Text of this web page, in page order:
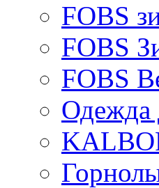
FOBS
FOBS
FOBS
Одежда